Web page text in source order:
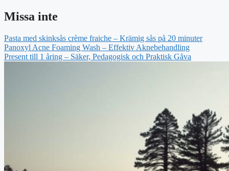
Missa inte
Pasta med skinksås crème fraiche – Krämig sås på 20 minuter
Panoxyl Acne Foaming Wash – Effektiv Aknebehandling
Present till 1 åring – Säker, Pedagogisk och Praktisk Gåva